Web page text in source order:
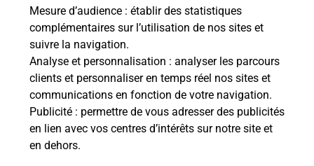
Mesure d’audience : établir des statistiques
complémentaires sur l’utilisation de nos sites et
suivre la navigation.
Analyse et personnalisation : analyser les parcours
clients et personnaliser en temps réel nos sites et
communications en fonction de votre navigation.
Publicité : permettre de vous adresser des publicités
en lien avec vos centres d’intérêts sur notre site et
en dehors.
Envoyer un colis